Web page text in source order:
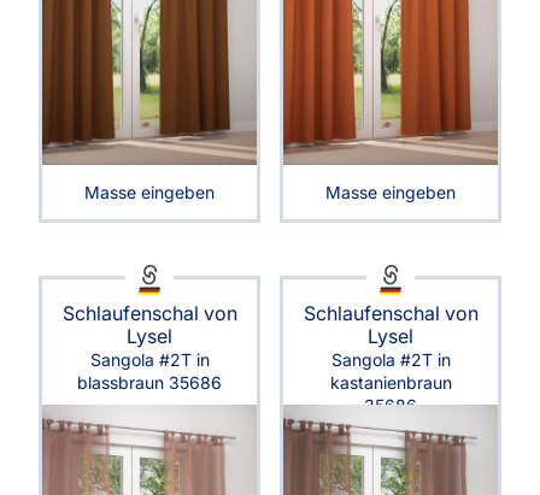
Masse eingeben Masse eingeben
Schlaufenschal von
Lysel
Sangola #2T in
blassbraun 35686
Schlaufenschal von
Lysel
Sangola #2T in
kastanienbraun
35686